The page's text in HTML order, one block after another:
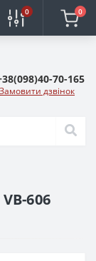
0 0
70-165
Замовити дзвінок
606